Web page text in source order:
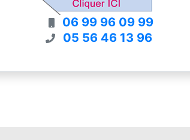
06 99 96 09 99
05 56 46 13 96